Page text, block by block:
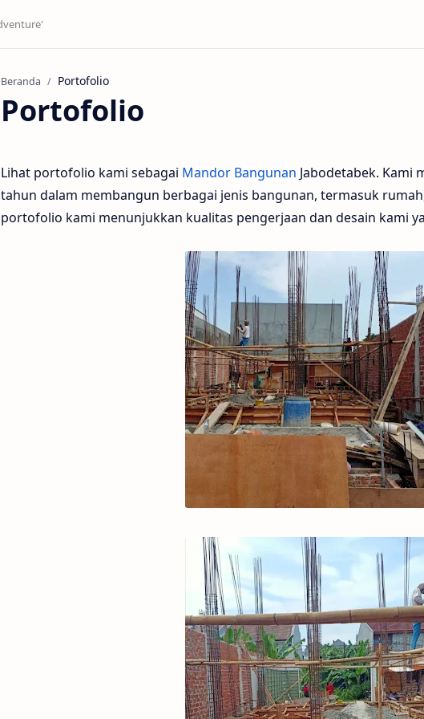
Beranda
Portofolio
Lihat portofolio kami sebagai Mandor Bangunan Jabodetabek. Kami
tahun dalam membangun berbagai jenis bangunan, termasuk
portofolio kami menunjukkan kualitas pengerjaan dan desain kami